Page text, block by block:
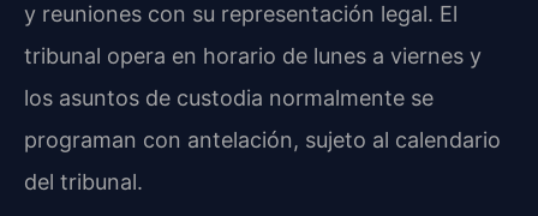
y reuniones con su representación legal. El
tribunal opera en horario de lunes a viernes y
los asuntos de custodia normalmente se
programan con antelación, sujeto al calendario
del tribunal.